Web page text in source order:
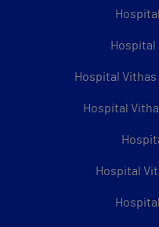
Hospital
Hospital Vithas
Hospital
Hospital